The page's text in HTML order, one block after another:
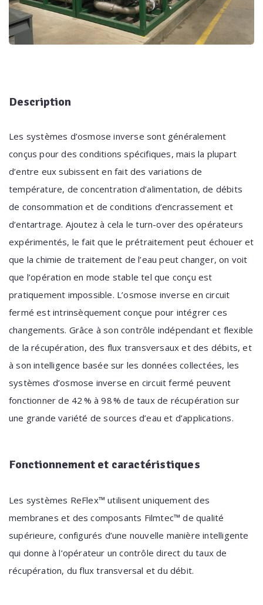
Description
Les systèmes d’osmose inverse sont généralement
conçus pour des conditions spécifiques, mais la plupart
d’entre eux subissent en fait des variations de
température, de concentration d’alimentation, de débits
de consommation et de conditions d’encrassement et
d’entartrage. Ajoutez à cela le turn-over des opérateurs
expérimentés, le fait que le prétraitement peut échouer et
que la chimie de traitement de l’eau peut changer, on voit
que l’opération en mode stable tel que conçu est
pratiquement impossible. L’osmose inverse en circuit
fermé est intrinsèquement conçue pour intégrer ces
changements. Grâce à son contrôle indépendant et flexible
de la récupération, des flux transversaux et des débits, et
à son intelligence basée sur les données collectées, les
systèmes d’osmose inverse en circuit fermé peuvent
fonctionner de 42 % à 98 % de taux de récupération sur
une grande variété de sources d’eau et d’applications.
Fonctionnement et caractéristiques
Les systèmes ReFlex™ utilisent uniquement des
membranes et des composants Filmtec™ de qualité
supérieure, configurés d’une nouvelle manière intelligente
qui donne à l’opérateur un contrôle direct du taux de
récupération, du flux transversal et du débit.